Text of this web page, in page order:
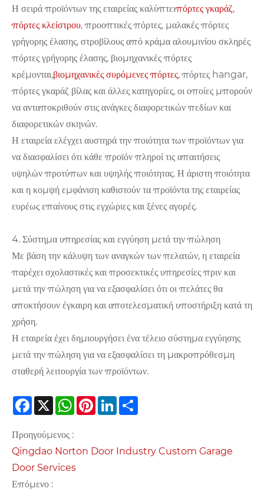
Η σειρά προϊόντων της εταιρείας καλύπτειπόρτες γκαράζ,
πόρτες κλείστρου, προοπτικές πόρτες, μαλακές πόρτες
γρήγορης έλασης, στροβίλους από κράμα αλουμινίου σκληρές
πόρτες γρήγορης έλασης, βιομηχανικές πόρτες
κρέμονται,βιομηχανικές συρόμενες πόρτες, πόρτες hangar,
πόρτες γκαράζ βίλας και άλλες κατηγορίες, οι οποίες μπορούν
να ανταποκριθούν στις ανάγκες διαφορετικών πεδίων και
διαφορετικών σκηνών.
Η εταιρεία ελέγχει αυστηρά την ποιότητα των προϊόντων για
να διασφαλίσει ότι κάθε προϊόν πληροί τις απαιτήσεις
υψηλών προτύπων και υψηλής ποιότητας. Η άριστη ποιότητα
και η κομψή εμφάνιση καθιστούν τα προϊόντα της εταιρείας
ευρέως επαίνους στις εγχώριες και ξένες αγορές.
4. Σύστημα υπηρεσίας και εγγύηση μετά την πώληση
Με βάση την κάλυψη των αναγκών των πελατών, η εταιρεία
παρέχει σχολαστικές και προσεκτικές υπηρεσίες πριν και
μετά την πώληση για να εξασφαλίσει ότι οι πελάτες θα
αποκτήσουν έγκαιρη και αποτελεσματική υποστήριξη κατά τη
χρήση.
Η εταιρεία έχει δημιουργήσει ένα τέλειο σύστημα εγγύησης
μετά την πώληση για να εξασφαλίσει τη μακροπρόθεσμη
σταθερή λειτουργία των προϊόντων.
Facebook
X WhatsApp
PinterestLinkedIn
Προηγούμενος :
Qingdao Norton Door Industry Custom Garage
Door Services
Επόμενο :